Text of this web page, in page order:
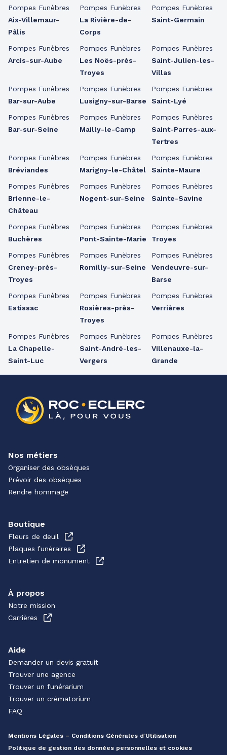
Pompes Funèbres
Aix-Villemaur-
Pâlis
Pompes Funèbres
Arcis-sur-Aube
Pompes Funèbres
Bar-sur-Aube
Pompes Funèbres
Bar-sur-Seine
Pompes Funèbres
Bréviandes
Pompes Funèbres
Brienne-le-
Château
Pompes Funèbres
Buchères
Pompes Funèbres
Creney-près-
Troyes
Pompes Funèbres
Estissac
Pompes Funèbres
La Chapelle-
Saint-Luc
Pompes Funèbres
La Rivière-de-
Corps
Pompes Funèbres
Les Noës-près-
Troyes
Pompes Funèbres
Lusigny-sur-Barse
Pompes Funèbres
Mailly-le-Camp
Pompes Funèbres
Marigny-le-Châtel
Pompes Funèbres
Nogent-sur-Seine
Pompes Funèbres
Pont-Sainte-Marie
Pompes Funèbres
Romilly-sur-Seine
Pompes Funèbres
Rosières-près-
Troyes
Pompes Funèbres
Saint-André-les-
Vergers
Pompes Funèbres
Saint-Germain
Pompes Funèbres
Saint-Julien-les-
Villas
Pompes Funèbres
Saint-Lyé
Pompes Funèbres
Saint-Parres-aux-
Tertres
Pompes Funèbres
Sainte-Maure
Pompes Funèbres
Sainte-Savine
Pompes Funèbres
Troyes
Pompes Funèbres
Vendeuvre-sur-
Barse
Pompes Funèbres
Verrières
Pompes Funèbres
Villenauxe-la-
Grande
Nos métiers
Organiser des obsèques
Prévoir des obsèques
Rendre hommage
Boutique
Fleurs de deuil
Plaques funéraires
Entretien de monument
À propos
Notre mission
Carrières
Aide
Demander un devis gratuit
Trouver une agence
Trouver un funérarium
Trouver un crématorium
FAQ
Mentions Légales – Conditions Générales d’Utilisation
Politique de gestion des données personnelles et cookies